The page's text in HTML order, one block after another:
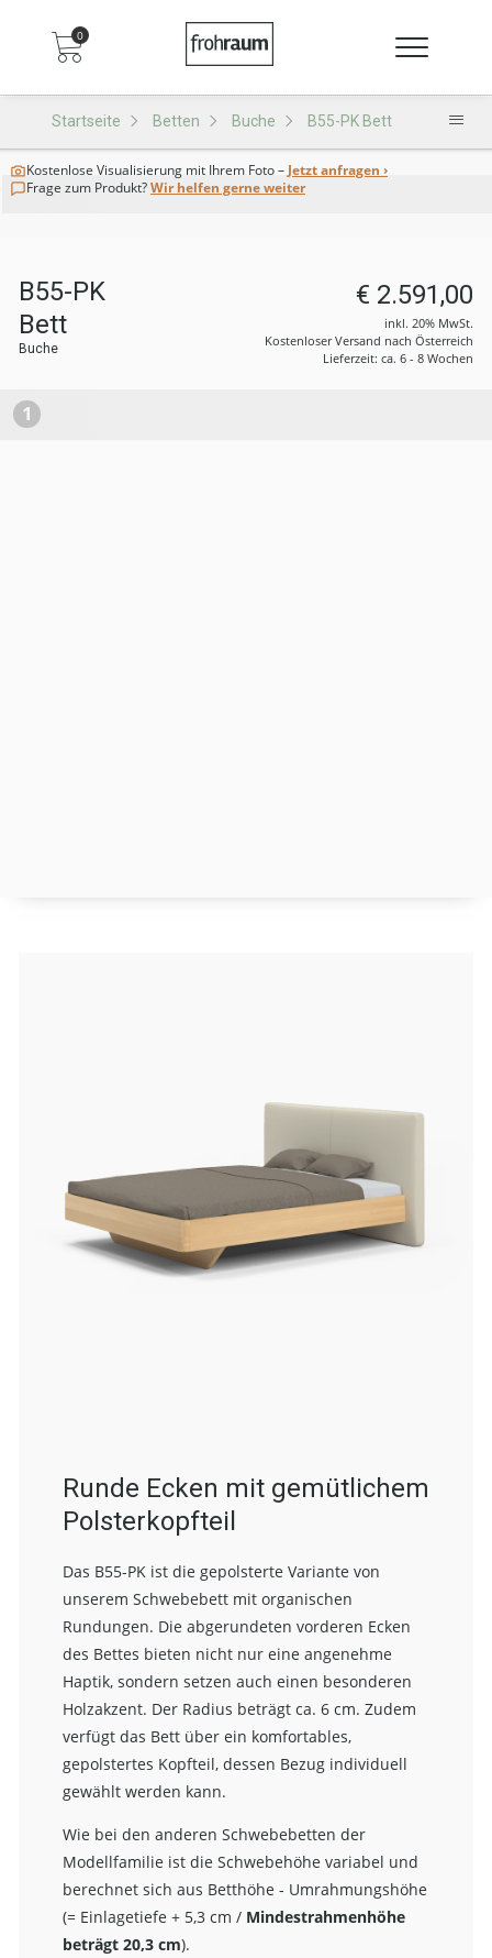
0
Startseite Betten Buche B55-PK Bett
Kostenlose Visualisierung mit Ihrem Foto – Jetzt anfragen ›
Frage zum Produkt?Wir helfen gerne weiter
B55-PK
Bett
Buche
€ 2.591,00
inkl. 20% MwSt.
Kostenloser Versand nach Österreich
Lieferzeit: ca. 6 - 8 Wochen
1
Runde Ecken mit gemütlichem
Polsterkopfteil
Das B55-PK ist die gepolsterte Variante von
unserem Schwebebett mit organischen
Rundungen. Die abgerundeten vorderen Ecken
des Bettes bieten nicht nur eine angenehme
Haptik, sondern setzen auch einen besonderen
Holzakzent. Der Radius beträgt ca. 6 cm. Zudem
verfügt das Bett über ein komfortables,
gepolstertes Kopfteil, dessen Bezug individuell
gewählt werden kann.
Wie bei den anderen Schwebebetten der
Modellfamilie ist die Schwebehöhe variabel und
berechnet sich aus Betthöhe - Umrahmungshöhe
(= Einlagetiefe + 5,3 cm / Mindestrahmenhöhe
beträgt 20,3 cm).